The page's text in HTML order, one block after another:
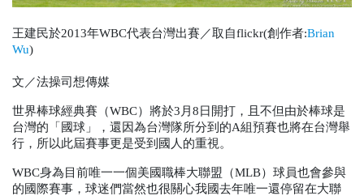
王建民於2013年WBC代表台灣出賽／取自flickr(創作者:Brian
Wu)
文／法操司想傳媒
世界棒球經典賽（WBC）將於3 月8日開打，且不但由於棒球是
台灣的「國球」，還因為台灣隊所分到的A組預賽也將在台灣舉
行，所以此屆賽事更是受到國人的重視。
WBC身為目前唯一一個美國職棒大聯盟（MLB）球員也會參與
的國際賽事，球迷們當然也很關心我國去年唯一還停留在大聯